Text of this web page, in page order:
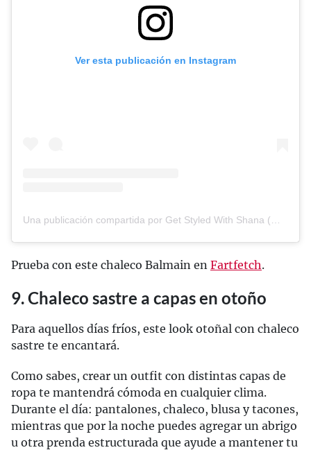
Ver esta publicación en Instagram
Prueba con este chaleco Balmain en Fartfetch.
9. Chaleco sastre a capas en otoño
Para aquellos días fríos, este look otoñal con chaleco
sastre te encantará.
Como sabes, crear un outfit con distintas capas de
ropa te mantendrá cómoda en cualquier clima.
Durante el día: pantalones, chaleco, blusa y tacones,
mientras que por la noche puedes agregar un abrigo
u otra prenda estructurada que ayude a mantener tu